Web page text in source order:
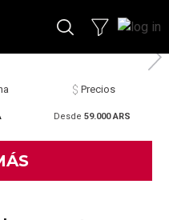
Precios
Desde 59.000 ARS